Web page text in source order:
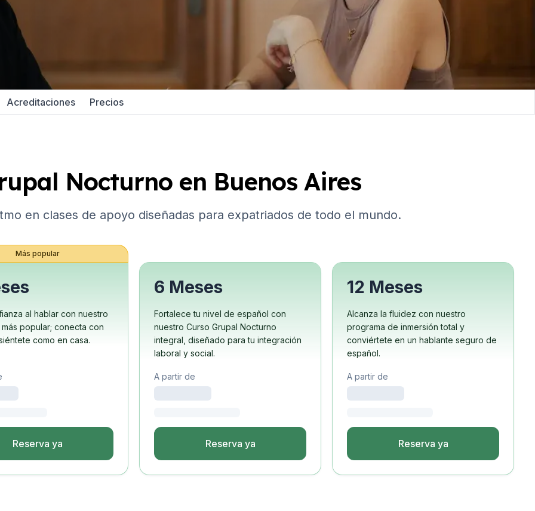
DELE
SIELE
DELE
DELE
SIELE
en grupo
Acreditaciones Precios
Nocturno en Buenos Aires
en clases de apoyo diseñadas para expatriados de todo el mundo.
Más popular
al hablar con nuestro
popular; conecta con
como en casa.
Reserva ya
6 Meses
Fortalece tu nivel de español con
nuestro Curso Grupal Nocturno
integral, diseñado para tu integración
laboral y social.
A partir de
Reserva ya
12 Meses
Alcanza la fluidez con nuestro
programa de inmersión total y
conviértete en un hablante seguro de
español.
A partir de
Reserva ya